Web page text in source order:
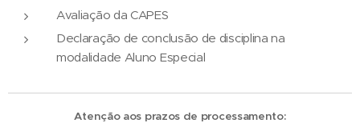
Avaliação da CAPES
Declaração de conclusão de disciplina na
modalidade Aluno Especial
Atenção aos prazos de processamento: